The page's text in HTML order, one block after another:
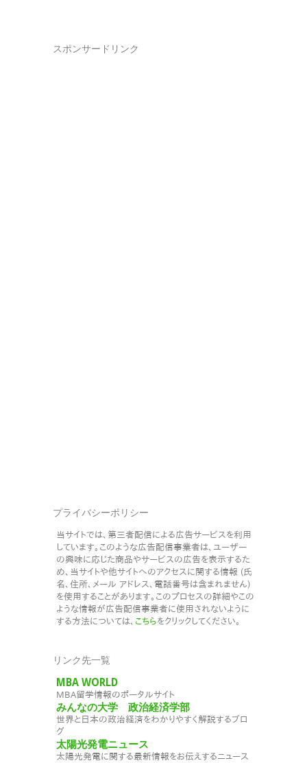
スポンサードリンク
プライバシーポリシー
当サイトでは、第三者配信による広告サービスを利用
しています。このような広告配信事業者は、ユーザー
の興味に応じた商品やサービスの広告を表示するた
め、当サイトや他サイトへのアクセスに関する情報 (氏
名、住所、メール アドレス、電話番号は含まれません)
を使用することがあります。このプロセスの詳細やこの
ような情報が広告配信事業者に使用されないように
する方法については、 こちらをクリックしてください。
リンク先一覧
MBA WORLD
MBA留学情報のポータルサイト
みんなの大学 政治経済学部
世界と日本の政治経済をわかりやすく解説するブロ
グ
太陽光発電ニュース
太陽光発電に関する最新情報をお伝えするニュース